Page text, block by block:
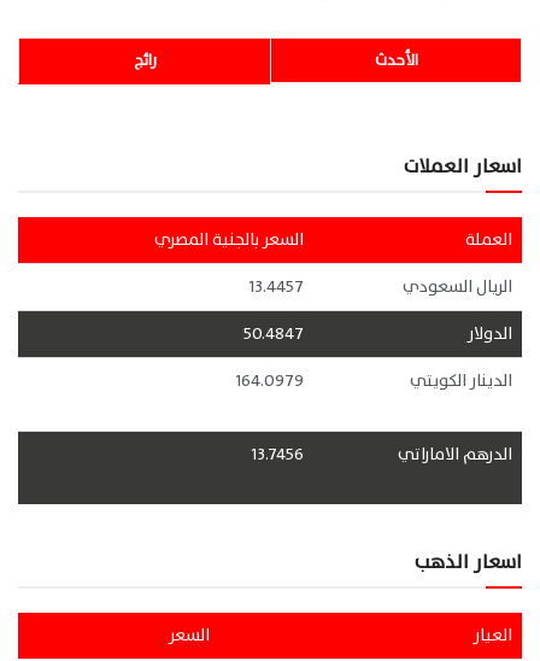
رائج الأحدث
اسعار العملات
العملة
السعر بالجنية المصري
الريال السعودي
13.4457
الدولار
50.4847
الدينار الكويتي
164.0979
الدرهم الاماراتي 13.7456
اسعار الذهب
العيار
السعر